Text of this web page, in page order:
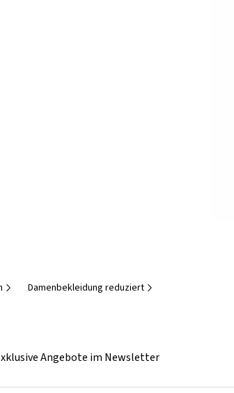
Damenbekleidung reduziert
Angebote im Newsletter